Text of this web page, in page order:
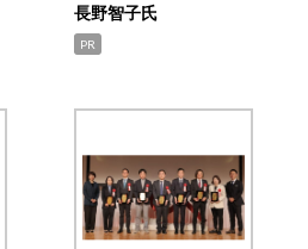
長野智子氏
PR